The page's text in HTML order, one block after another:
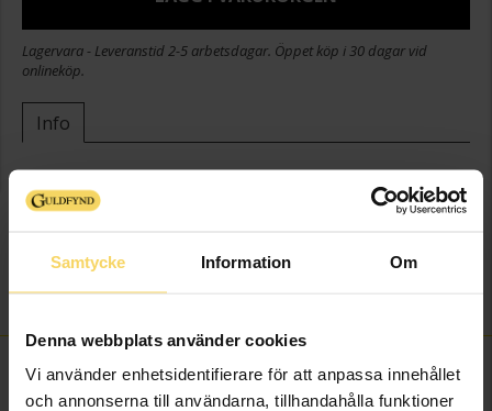
Samtycke Information Om
Denna webbplats använder cookies
Vi använder enhetsidentifierare för att anpassa innehållet
och annonserna till användarna, tillhandahålla funktioner
Lagervara - Leveranstid 2-5 arbetsdagar. Öppet köp i 30 dagar vid
onlineköp.
Info
Bredd ca (mm)
4-6
Höjd ca (mm)
Material
Silver
Sten/Pärla
FINNS OCKSÅ SOM